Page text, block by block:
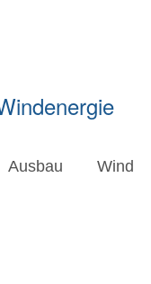
Ausbau Wind